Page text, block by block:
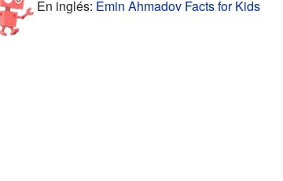
En inglés: Emin Ahmadov Facts for Kids